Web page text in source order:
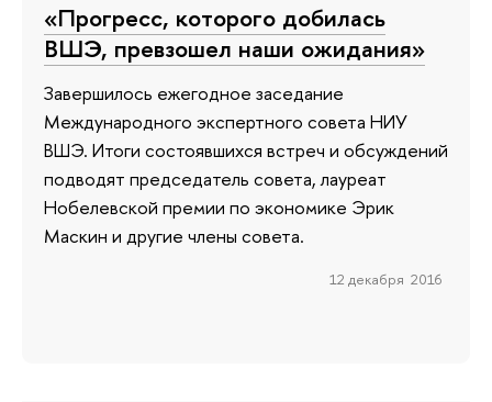
«Прогресс, которого добилась
ВШЭ, превзошел наши ожидания»
Завершилось ежегодное заседание
Международного экспертного совета НИУ
ВШЭ. Итоги состоявшихся встреч и обсуждений
подводят председатель совета, лауреат
Нобелевской премии по экономике Эрик
Маскин и другие члены совета.
12 декабря 2016